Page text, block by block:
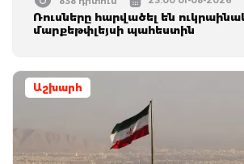
Ռուսները հարվածել են
մարքեթփլեյսի պահեստին
Աշխարհ